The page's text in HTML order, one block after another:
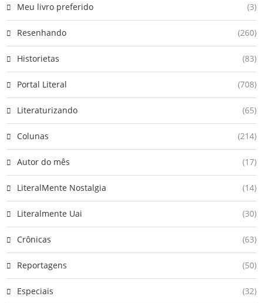
Meu livro preferido (3)
Resenhando (260)
Historietas (83)
Portal Literal (708)
Literaturizando (65)
Colunas (214)
Autor do mês (17)
LiteralMente Nostalgia (14)
Literalmente Uai (30)
Crônicas (63)
Reportagens (50)
Especiais (32)